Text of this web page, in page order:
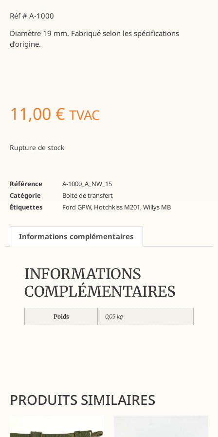
Réf # A-1000
Diamètre 19 mm. Fabriqué selon les spécifications
d’origine.
11,00 € TVAC
Rupture de stock
Référence
A-1000_A_NW_15
Catégorie
Boite de transfert
Étiquettes
Ford GPW, Hotchkiss M201,Willys MB
Informations complémentaires
INFORMATIONS
COMPLÉMENTAIRES
Poids 0,05 kg
PRODUITS SIMILAIRES